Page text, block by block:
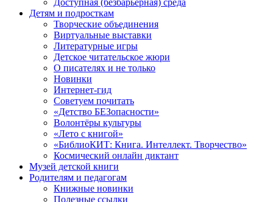
Детям и подросткам
Творческие объединения
Виртуальные выставки
Литературные игры
Детское читательское жюри
О писателях и не только
Новинки
Интернет-гид
Советуем почитать
«Детство БЕЗопасности»
Волонтёры культуры
«Лето с книгой»
«БиблиоКИТ: Книга. Интеллект. Творчество»
Космический онлайн диктант
Музей детской книги
Родителям и педагогам
Книжные новинки
Полезные ссылки